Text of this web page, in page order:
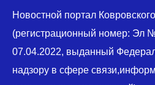
Новостной портал
(регистрационный номер: Эл
07.04.2022, выданный
надзору в сфере